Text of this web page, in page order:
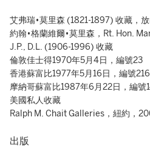
艾弗瑞•莫里森 (1821-1897) 收藏，
約翰•格蘭維爾•莫里森，Rt. Hon.
J.P., D.L. (1906-1996) 收藏
倫敦佳士得1970年5月4日，編號23
香港蘇富比1977年5月16日，編號216
摩納哥蘇富比1987年6月22日，編號
美國私人收藏
Ralph M. Chait Galleries，紐約，
出版